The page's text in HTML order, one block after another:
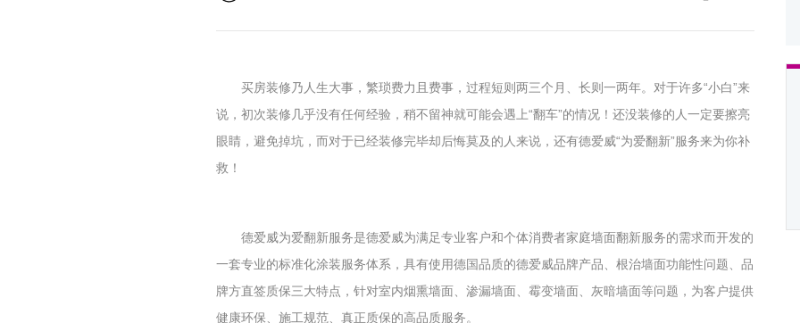
买房装修乃人生大事，繁琐费力且费事，过程短则两三个月、长则一两年。对于许多“小白”来
说，初次装修几乎没有任何经验，稍不留神就可能会遇上“翻车”的情况！还没装修的人一定要擦亮
眼睛，避免掉坑，而对于已经装修完毕却后悔莫及的人来说，还有德爱威“为爱翻新”服务来为你补
救！
德爱威为爱翻新服务是德爱威为满足专业客户和个体消费者家庭墙面翻新服务的需求而开发的
一套专业的标准化涂装服务体系，具有使用德国品质的德爱威品牌产品、根治墙面功能性问题、品
牌方直签质保三大特点，针对室内烟熏墙面、渗漏墙面、霉变墙面、灰暗墙面等问题，为客户提供
健康环保、施工规范、真正质保的高品质服务。